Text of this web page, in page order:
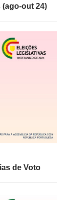
out 24)
de Voto